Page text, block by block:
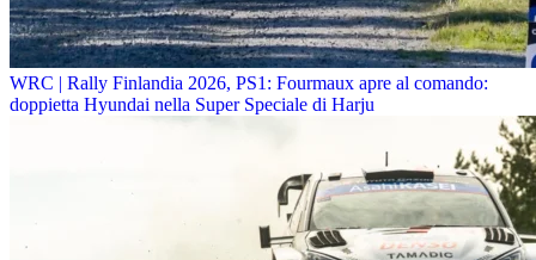
WRC | Rally Finlandia 2026, PS1: Fourmaux apre al comando:
doppietta Hyundai nella Super Speciale di Harju